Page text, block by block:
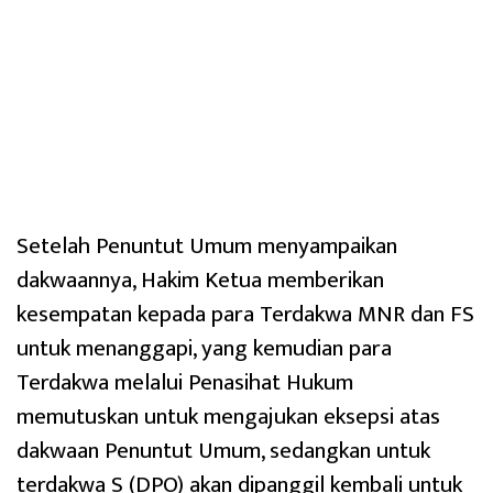
Setelah Penuntut Umum menyampaikan
dakwaannya, Hakim Ketua memberikan
kesempatan kepada para Terdakwa MNR dan FS
untuk menanggapi, yang kemudian para
Terdakwa melalui Penasihat Hukum
memutuskan untuk mengajukan eksepsi atas
dakwaan Penuntut Umum, sedangkan untuk
terdakwa S (DPO) akan dipanggil kembali untuk